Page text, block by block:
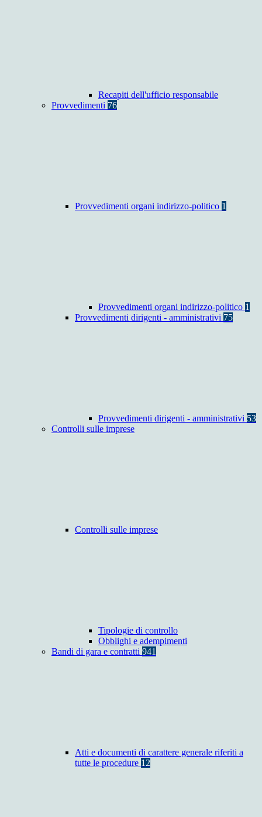
Recapiti dell'ufficio responsabile
Provvedimenti 76
Provvedimenti organi indirizzo-politico 1
Provvedimenti organi indirizzo-politico 1
Provvedimenti dirigenti - amministrativi 75
Provvedimenti dirigenti - amministrativi 53
Controlli sulle imprese
Controlli sulle imprese
Tipologie di controllo
Obblighi e adempimenti
Bandi di gara e contratti 941
Atti e documenti di carattere generale riferiti a
tutte le procedure 12